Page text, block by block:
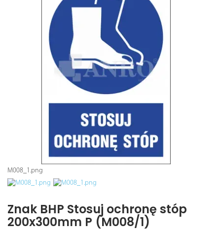
M008_1.png
Znak BHP Stosuj ochronę stóp
200x300mm P (M008/1)